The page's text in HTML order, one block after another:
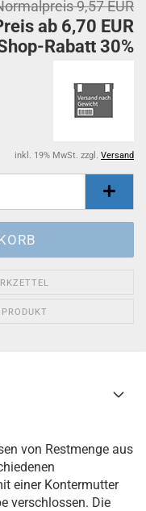
9,57 EUR
ab 6,70 EUR
Rabatt 30%
inkl. 19% MwSt. zzgl. Versand
von Restmenge aus
einer Kontermutter
verschlossen. Die